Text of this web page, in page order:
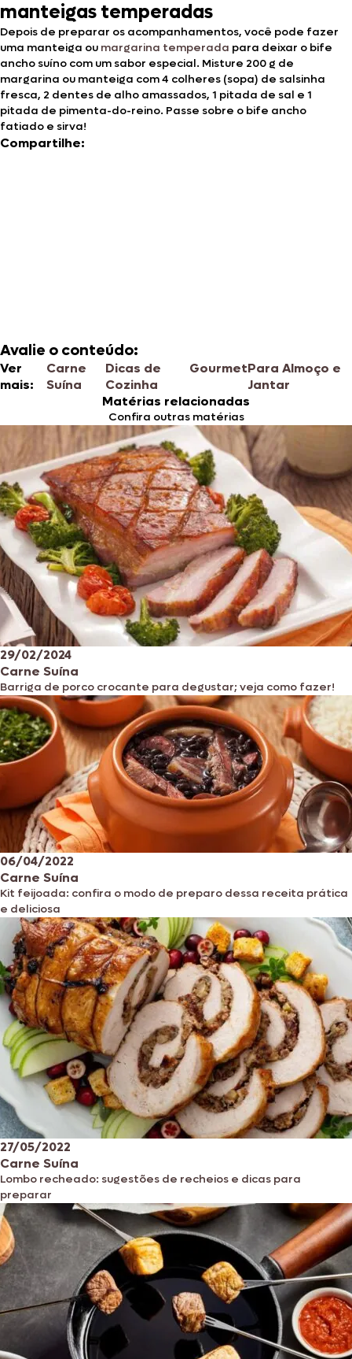
manteigas temperadas
Depois de preparar os acompanhamentos, você pode fazer
uma manteiga ou margarina temperada para deixar o bife
ancho suíno com um sabor especial. Misture 200 g de
margarina ou manteiga com 4 colheres (sopa) de salsinha
fresca, 2 dentes de alho amassados, 1 pitada de sal e 1
pitada de pimenta-do-reino. Passe sobre o bife ancho
fatiado e sirva!
Compartilhe:
Avalie o conteúdo:
Ver
mais:
Carne
Suína
Dicas de
Cozinha
GourmetPara Almoço e
Jantar
Matérias relacionadas
Confira outras matérias
29/02/2024
Carne Suína
Barriga de porco crocante para degustar; veja como fazer!
06/04/2022
Carne Suína
Kit feijoada: confira o modo de preparo dessa receita prática
e deliciosa
27/05/2022
Carne Suína
Lombo recheado: sugestões de recheios e dicas para
preparar